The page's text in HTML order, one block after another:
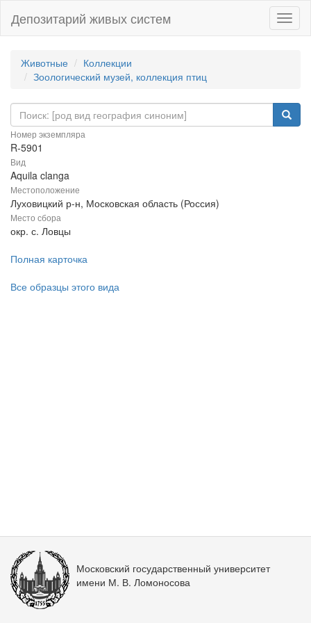
Депозитарий живых систем
Животные
Коллекции
Зоологический музей, коллекция птиц
Номер экземпляра
R-5901
Вид
Aquila clanga
Местоположение
Луховицкий р-н, Московская область (Россия)
Место сбора
окр. с. Ловцы
Полная карточка
Все образцы этого вида
Московский государственный университет
имени М. В. Ломоносова